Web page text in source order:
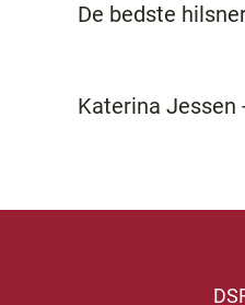
De bedste
Katerina Jessen